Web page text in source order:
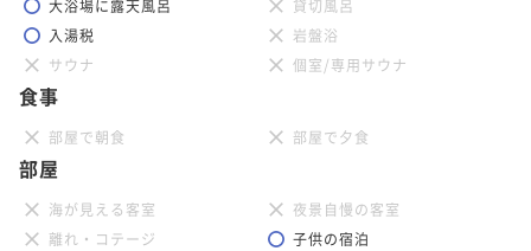
大浴場に露天風呂
貸切風呂
入湯税
岩盤浴
サウナ
個室/専用サウナ
食事
部屋で朝食 部屋で夕食
部屋
海が見える客室
夜景自慢の客室
離れ・コテージ
子供の宿泊